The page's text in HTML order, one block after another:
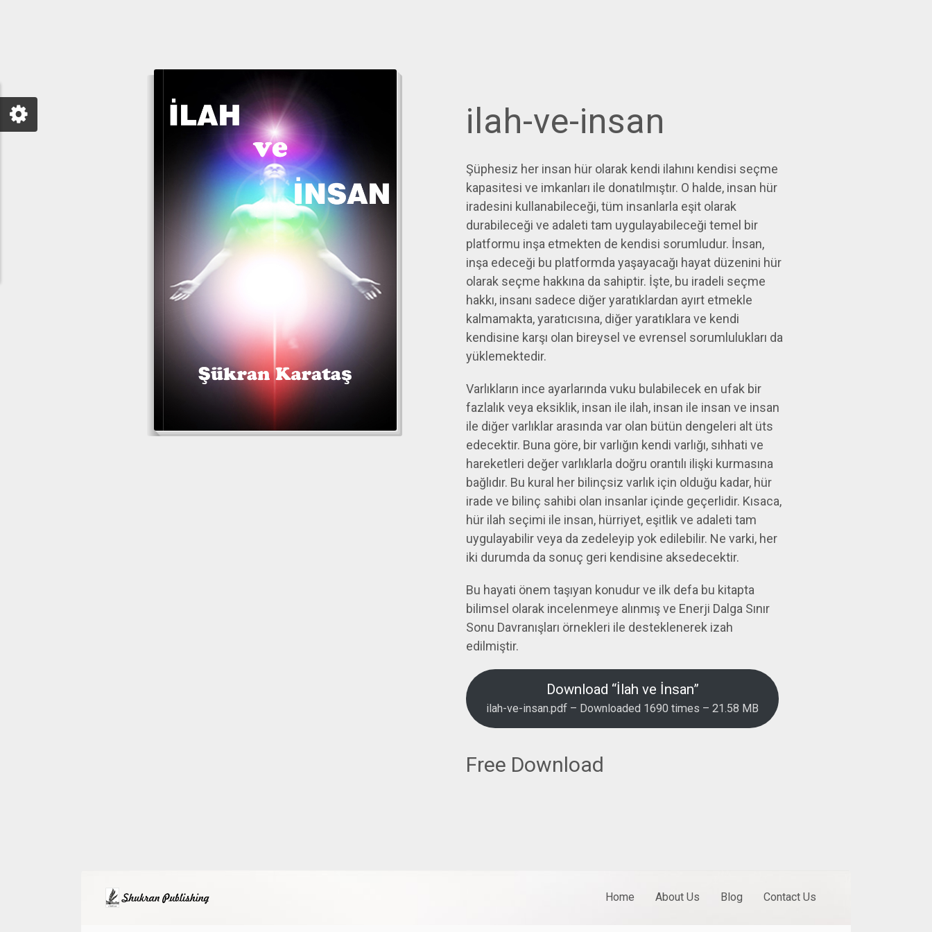
ilah-ve-insan
Şüphesiz her insan hür olarak kendi ilahını kendisi seçme
kapasitesi ve imkanları ile donatılmıştır. O halde, insan hür
iradesini kullanabileceği, tüm insanlarla eşit olarak
durabileceği ve adaleti tam uygulayabileceği temel bir
platformu inşa etmekten de kendisi sorumludur. İnsan,
inşa edeceği bu platformda yaşayacağı hayat düzenini hür
olarak seçme hakkına da sahiptir. İşte, bu iradeli seçme
hakkı, insanı sadece diğer yaratıklardan ayırt etmekle
kalmamakta, yaratıcısına, diğer yaratıklara ve kendi
kendisine karşı olan bireysel ve evrensel sorumlulukları da
yüklemektedir.
Varlıkların ince ayarlarında vuku bulabilecek en ufak bir
fazlalık veya eksiklik, insan ile ilah, insan ile insan ve insan
ile diğer varlıklar arasında var olan bütün dengeleri alt üts
edecektir. Buna göre, bir varlığın kendi varlığı, sıhhati ve
hareketleri değer varlıklarla doğru orantılı ilişki kurmasına
bağlıdır. Bu kural her bilinçsiz varlık için olduğu kadar, hür
irade ve bilinç sahibi olan insanlar içinde geçerlidir. Kısaca,
hür ilah seçimi ile insan, hürriyet, eşitlik ve adaleti tam
uygulayabilir veya da zedeleyip yok edilebilir. Ne varki, her
iki durumda da sonuç geri kendisine aksedecektir.
Bu hayati önem taşıyan konudur ve ilk defa bu kitapta
bilimsel olarak incelenmeye alınmış ve Enerji Dalga Sınır
Sonu Davranışları örnekleri ile desteklenerek izah
edilmiştir.
Download “İlah ve İnsan”
ilah-ve-insan.pdf – Downloaded 1690 times – 21.58 MB
Free Download
Home About Us Blog Contact Us